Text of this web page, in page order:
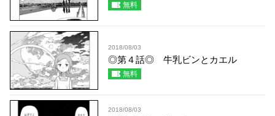
無料
2018/08/03
◎第４話◎ 牛乳ビンとカエル
無料
2018/08/03